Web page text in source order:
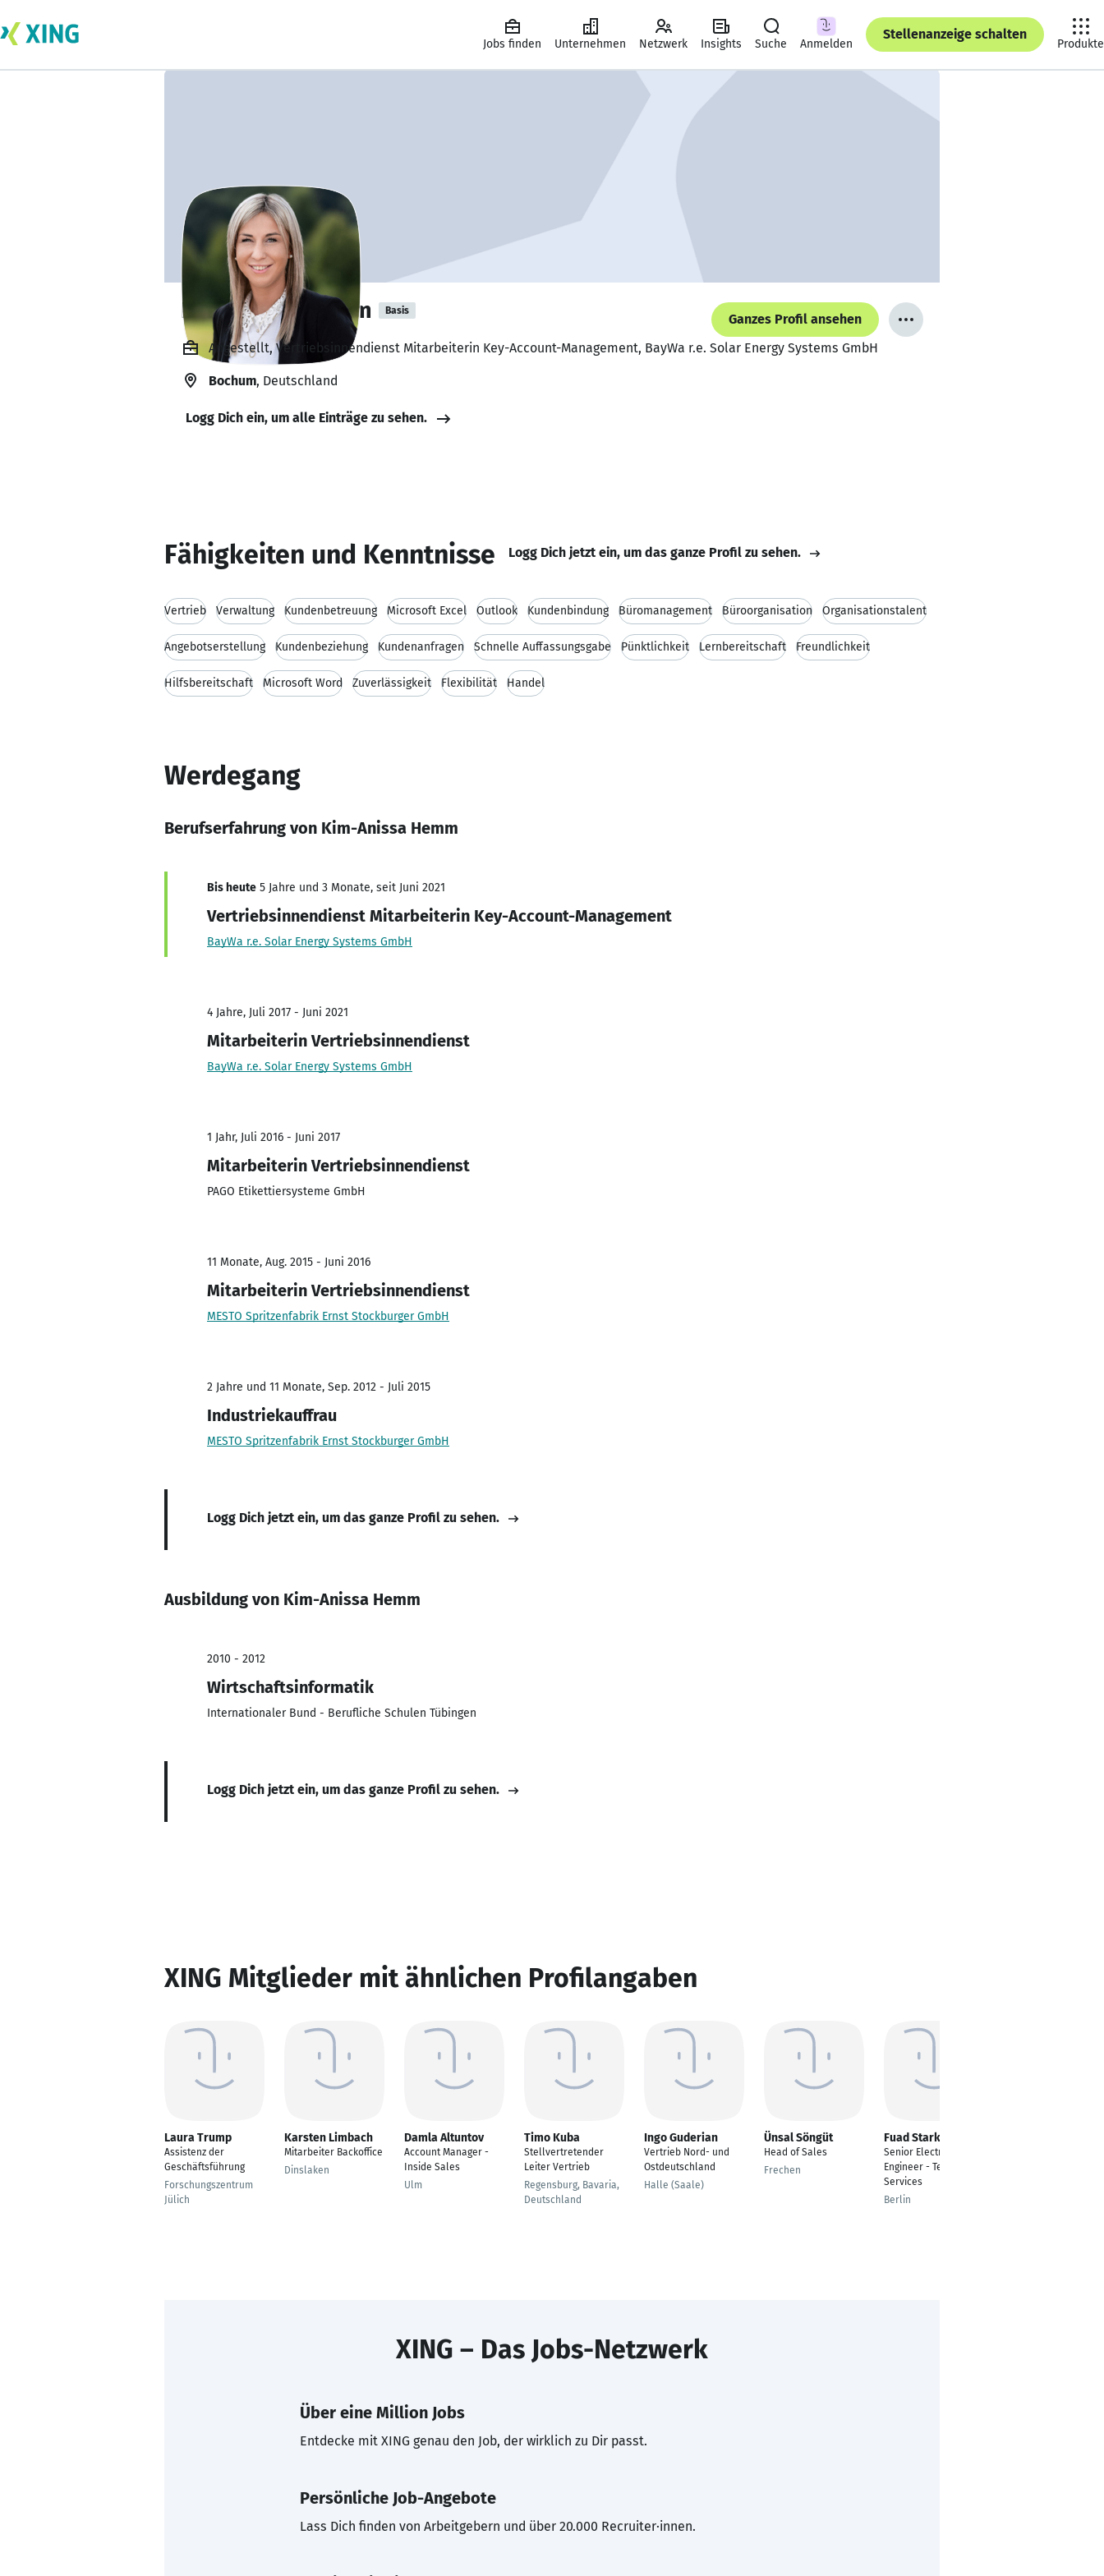
Jobs finden Unternehmen Netzwerk Insights Suche Anmelden
Stellenanzeige schalten
Produkte
Kim-Anissa Hemm Basis
Ganzes Profil ansehen
Angestellt, Vertriebsinnendienst Mitarbeiterin Key-Account-Management, BayWa r.e. Solar Energy Systems GmbH
Bochum, Deutschland
Logg Dich ein, um alle Einträge zu sehen.
Fähigkeiten und Kenntnisse Logg Dich jetzt ein, um das ganze Profil zu sehen.
Vertrieb Verwaltung Kundenbetreuung Microsoft Excel Outlook Kundenbindung Büromanagement Büroorganisation Organisationstalent
Angebotserstellung Kundenbeziehung Kundenanfragen Schnelle Auffassungsgabe Pünktlichkeit Lernbereitschaft Freundlichkeit
Hilfsbereitschaft Microsoft Word Zuverlässigkeit Flexibilität Handel
Werdegang
Berufserfahrung von Kim-Anissa Hemm
Bis heute 5 Jahre und 3 Monate, seit Juni 2021
Vertriebsinnendienst Mitarbeiterin Key-Account-Management
BayWa r.e. Solar Energy Systems GmbH
4 Jahre, Juli 2017 - Juni 2021
Mitarbeiterin Vertriebsinnendienst
BayWa r.e. Solar Energy Systems GmbH
1 Jahr, Juli 2016 - Juni 2017
Mitarbeiterin Vertriebsinnendienst
PAGO Etikettiersysteme GmbH
11 Monate, Aug. 2015 - Juni 2016
Mitarbeiterin Vertriebsinnendienst
MESTO Spritzenfabrik Ernst Stockburger GmbH
2 Jahre und 11 Monate, Sep. 2012 - Juli 2015
Industriekauffrau
MESTO Spritzenfabrik Ernst Stockburger GmbH
Logg Dich jetzt ein, um das ganze Profil zu sehen.
Ausbildung von Kim-Anissa Hemm
2010 - 2012
Wirtschaftsinformatik
Internationaler Bund - Berufliche Schulen Tübingen
Logg Dich jetzt ein, um das ganze Profil zu sehen.
XING Mitglieder mit ähnlichen Profilangaben
Laura Trump
Assistenz der
Geschäftsführung
Forschungszentrum
Jülich
Karsten Limbach
Mitarbeiter Backoffice
Dinslaken
Damla Altuntov
Account Manager -
Inside Sales
Ulm
Timo Kuba
Stellvertretender
Leiter Vertrieb
Regensburg, Bavaria,
Deutschland
Ingo Guderian
Vertrieb Nord- und
Ostdeutschland
Halle (Saale)
Ünsal Söngüt
Head of Sales
Frechen
Fuad Stark
Senior Electrical
Engineer - Technical
Services
Berlin
XING – Das Jobs-Netzwerk
Über eine Million Jobs
Entdecke mit XING genau den Job, der wirklich zu Dir passt.
Persönliche Job-Angebote
Lass Dich finden von Arbeitgebern und über 20.000 Recruiter·innen.